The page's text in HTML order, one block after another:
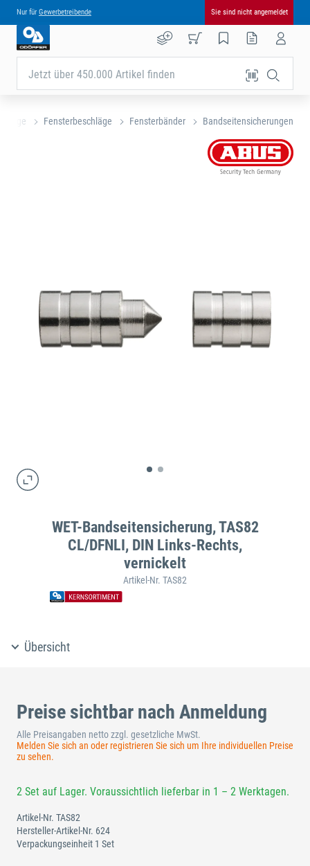
Nur für Gewerbetreibende Sie sind nicht angemeldet
Jetzt über 450.000 Artikel finden
Fensterbeschläge Fensterbänder Bandseitensicherungen
WET-Bandseitensicherung, TAS82
CL/DFNLI, DIN Links-Rechts,
vernickelt
Artikel-Nr. TAS82
Übersicht
Preise sichtbar nach Anmeldung
Alle Preisangaben netto zzgl. gesetzliche MwSt.
Melden Sie sich an oder registrieren Sie sich um Ihre individuellen Preise
zu sehen.
2 Set auf Lager. Voraussichtlich lieferbar in 1 – 2 Werktagen.
Artikel-Nr. TAS82
Hersteller-Artikel-Nr. 624
Verpackungseinheit 1 Set